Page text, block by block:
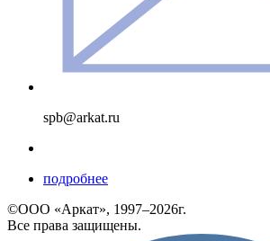
spb@arkat.ru
подробнее
©ООО «Аркат», 1997–2026г.
Все права защищены.